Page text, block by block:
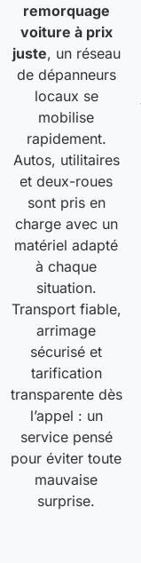
remorquage
voiture à prix
juste, un réseau
de dépanneurs
locaux se
mobilise
rapidement.
Autos, utilitaires
et deux-roues
sont pris en
charge avec un
matériel adapté
à chaque
situation.
Transport fiable,
arrimage
sécurisé et
tarification
transparente dès
l’appel : un
service pensé
pour éviter toute
mauvaise
surprise.